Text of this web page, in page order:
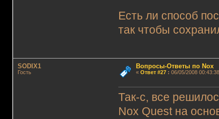
Есть ли способ
так чтобы
SODIX1
Гость
Вопросы-Ответы по Nox
« Ответ #27: 06/05/2008
Так-с, все
Nox Quest на